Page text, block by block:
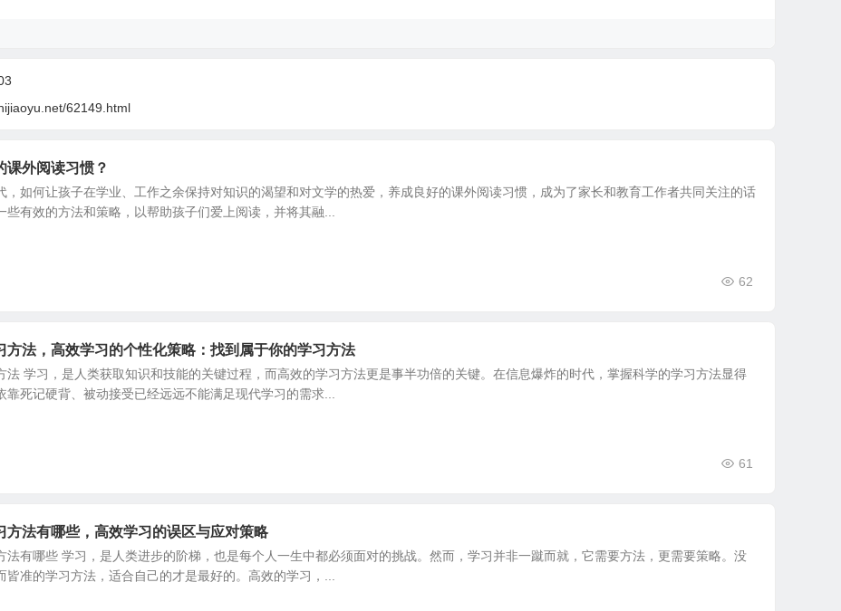
62149.html
课外阅读习惯？
，如何让孩子在学业、工作之余保持对知识的渴望和对文学的热爱，养成良好的课外阅读习惯，成为了家长和教育工作者共同关注的话
些有效的方法和策略，以帮助孩子们爱上阅读，并将其融...
62
方法，高效学习的个性化策略：找到属于你的学习方法
法 学习，是人类获取知识和技能的关键过程，而高效的学习方法更是事半功倍的关键。在信息爆炸的时代，掌握科学的学习方法显得
靠死记硬背、被动接受已经远远不能满足现代学习的需求...
61
方法有哪些，高效学习的误区与应对策略
法有哪些 学习，是人类进步的阶梯，也是每个人一生中都必须面对的挑战。然而，学习并非一蹴而就，它需要方法，更需要策略。没
皆准的学习方法，适合自己的才是最好的。高效的学习，...